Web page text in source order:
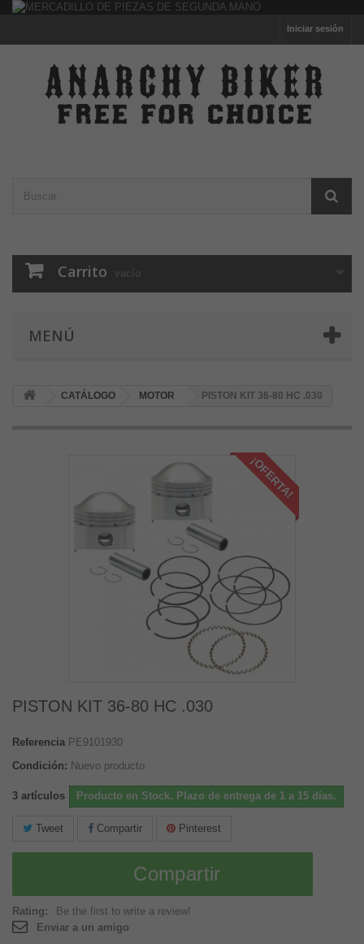
Iniciar sesión
Carrito vacío
MENÚ
CATÁLOGO MOTOR PISTON KIT 36-80 HC .030
¡OFERTA!
PISTON KIT 36-80 HC .030
Referencia PE9101930
Condición: Nuevo producto
3 artículos Producto en Stock. Plazo de entrega de 1 a 15 días.
Tweet Compartir Pinterest
Compartir
Rating:
Be the first to write a review!
Enviar a un amigo